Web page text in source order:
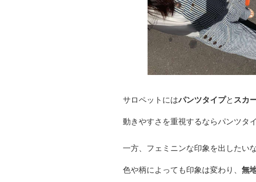
サロペットにはパンツタイプとスカ
動きやすさを重視するならパンツタ
一方、フェミニンな印象を出したい
色や柄によっても印象は変わり、 無